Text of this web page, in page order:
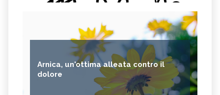
Arnica, un'ottima alleata contro il
dolore